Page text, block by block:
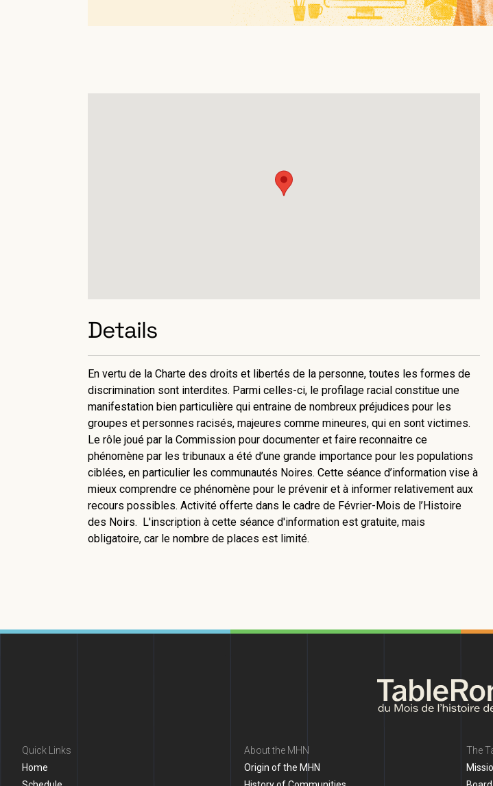
Details
En vertu de la Charte des droits et libertés de la personne, toutes les formes de
discrimination sont interdites. Parmi celles-ci, le profilage racial constitue une
manifestation bien particulière qui entraine de nombreux préjudices pour les
groupes et personnes racisés, majeures comme mineures, qui en sont victimes.
Le rôle joué par la Commission pour documenter et faire reconnaitre ce
phénomène par les tribunaux a été d’une grande importance pour les populations
ciblées, en particulier les communautés Noires. Cette séance d’information vise à
mieux comprendre ce phénomène pour le prévenir et à informer relativement aux
recours possibles. Activité offerte dans le cadre de Février-Mois de l’Histoire
des Noirs. L'inscription à cette séance d'information est gratuite, mais
obligatoire, car le nombre de places est limité.
Quick Links
Home
About the MHN
Origin of the MHN
The